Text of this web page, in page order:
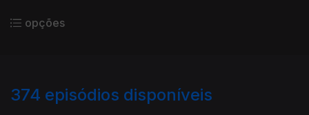
opções
374 episódios disponíveis